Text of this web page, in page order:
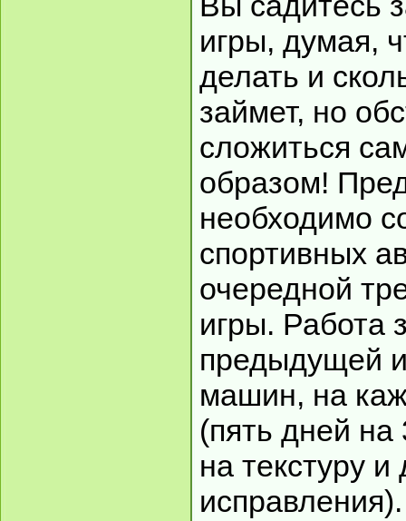
игры, думая,
делать и
займет, но
сложиться
образом!
необходимо
спортивных
очередной
игры. Работа
предыдущей
машин, на
(пять дней
на текстуру